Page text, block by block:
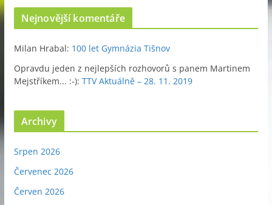
Nejnovější komentáře
Milan Hrabal: 100 let Gymnázia Tišnov
Opravdu jeden z nejlepších rozhovorů s panem Martinem
Mejstříkem... :-): TTV Aktuálně – 28. 11. 2019
Archivy
Srpen 2026
Červenec 2026
Červen 2026